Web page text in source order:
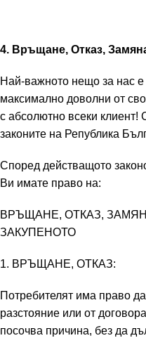
4. Връщане, Отказ,
Най-важното нещо за нас е
максимално доволни от
с абсолютно всеки
законите на Република
Според действащото
Ви имате право на:
ВРЪЩАНЕ, ОТКАЗ,
ЗАКУПЕНОТО
1. ВРЪЩАНЕ, ОТКАЗ:
Потребителят има право
разстояние или от
посочва причина, без да